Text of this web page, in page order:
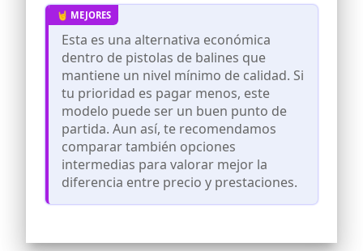
en el cinturon y doble compartimento
interno. Medidas de la funda: 13 cm x 6,5
cm
Incluye tambien 350 balines acero BBS y
5 botellas de CO2 extras. Envio desde
España (Zaragoza), garantia nacional.
Esta es una alternativa económica
dentro de pistolas de balines que
mantiene un nivel mínimo de calidad. Si
tu prioridad es pagar menos, este
modelo puede ser un buen punto de
partida. Aun así, te recomendamos
comparar también opciones
intermedias para valorar mejor la
diferencia entre precio y prestaciones.